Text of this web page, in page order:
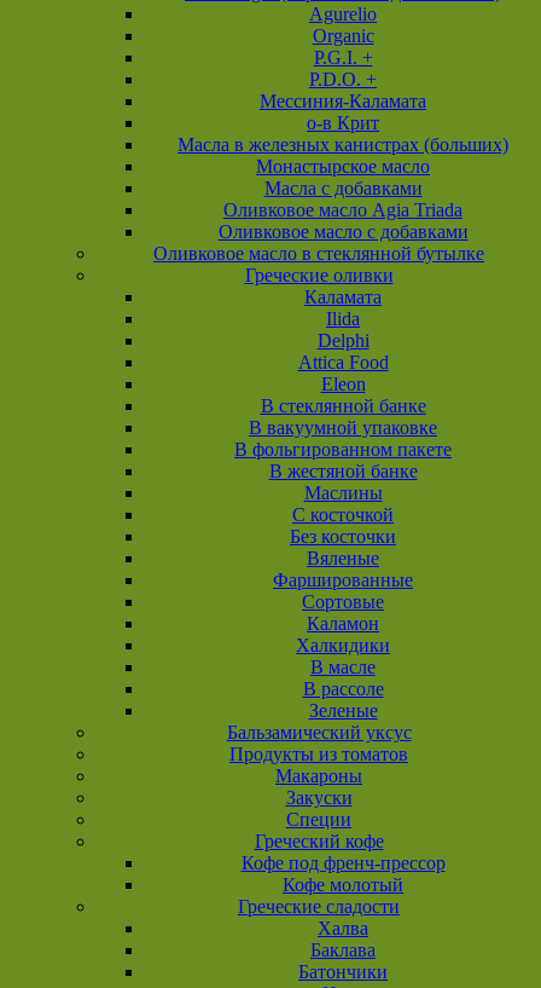
Agurelio
Organic
P.G.I. +
P.D.O. +
Мессиния-Каламата
о-в Крит
Масла в железных канистрах (больших)
Монастырское масло
Масла с добавками
Оливковое масло Agia Triada
Оливковое масло с добавками
Оливковое масло в стеклянной бутылке
Греческие оливки
Каламата
Ilida
Delphi
Attica Food
Eleon
В стеклянной банке
В вакуумной упаковке
В фольгированном пакете
В жестяной банке
Маслины
С косточкой
Без косточки
Вяленые
Фаршированные
Сортовые
Каламон
Халкидики
В масле
В рассоле
Зеленые
Бальзамический уксус
Продукты из томатов
Макароны
Закуски
Специи
Греческий кофе
Кофе под френч-прессор
Кофе молотый
Греческие сладости
Халва
Баклава
Батончики